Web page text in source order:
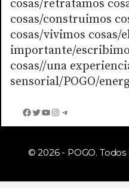
cosas/retratamos
cosas/construimos
cosas/vivimos cosas/
importante/
cosas//una
sensorial/POGO/
Facebook
Twitter
YouTube
Instagram
Telegram
© 2026 - POGO.